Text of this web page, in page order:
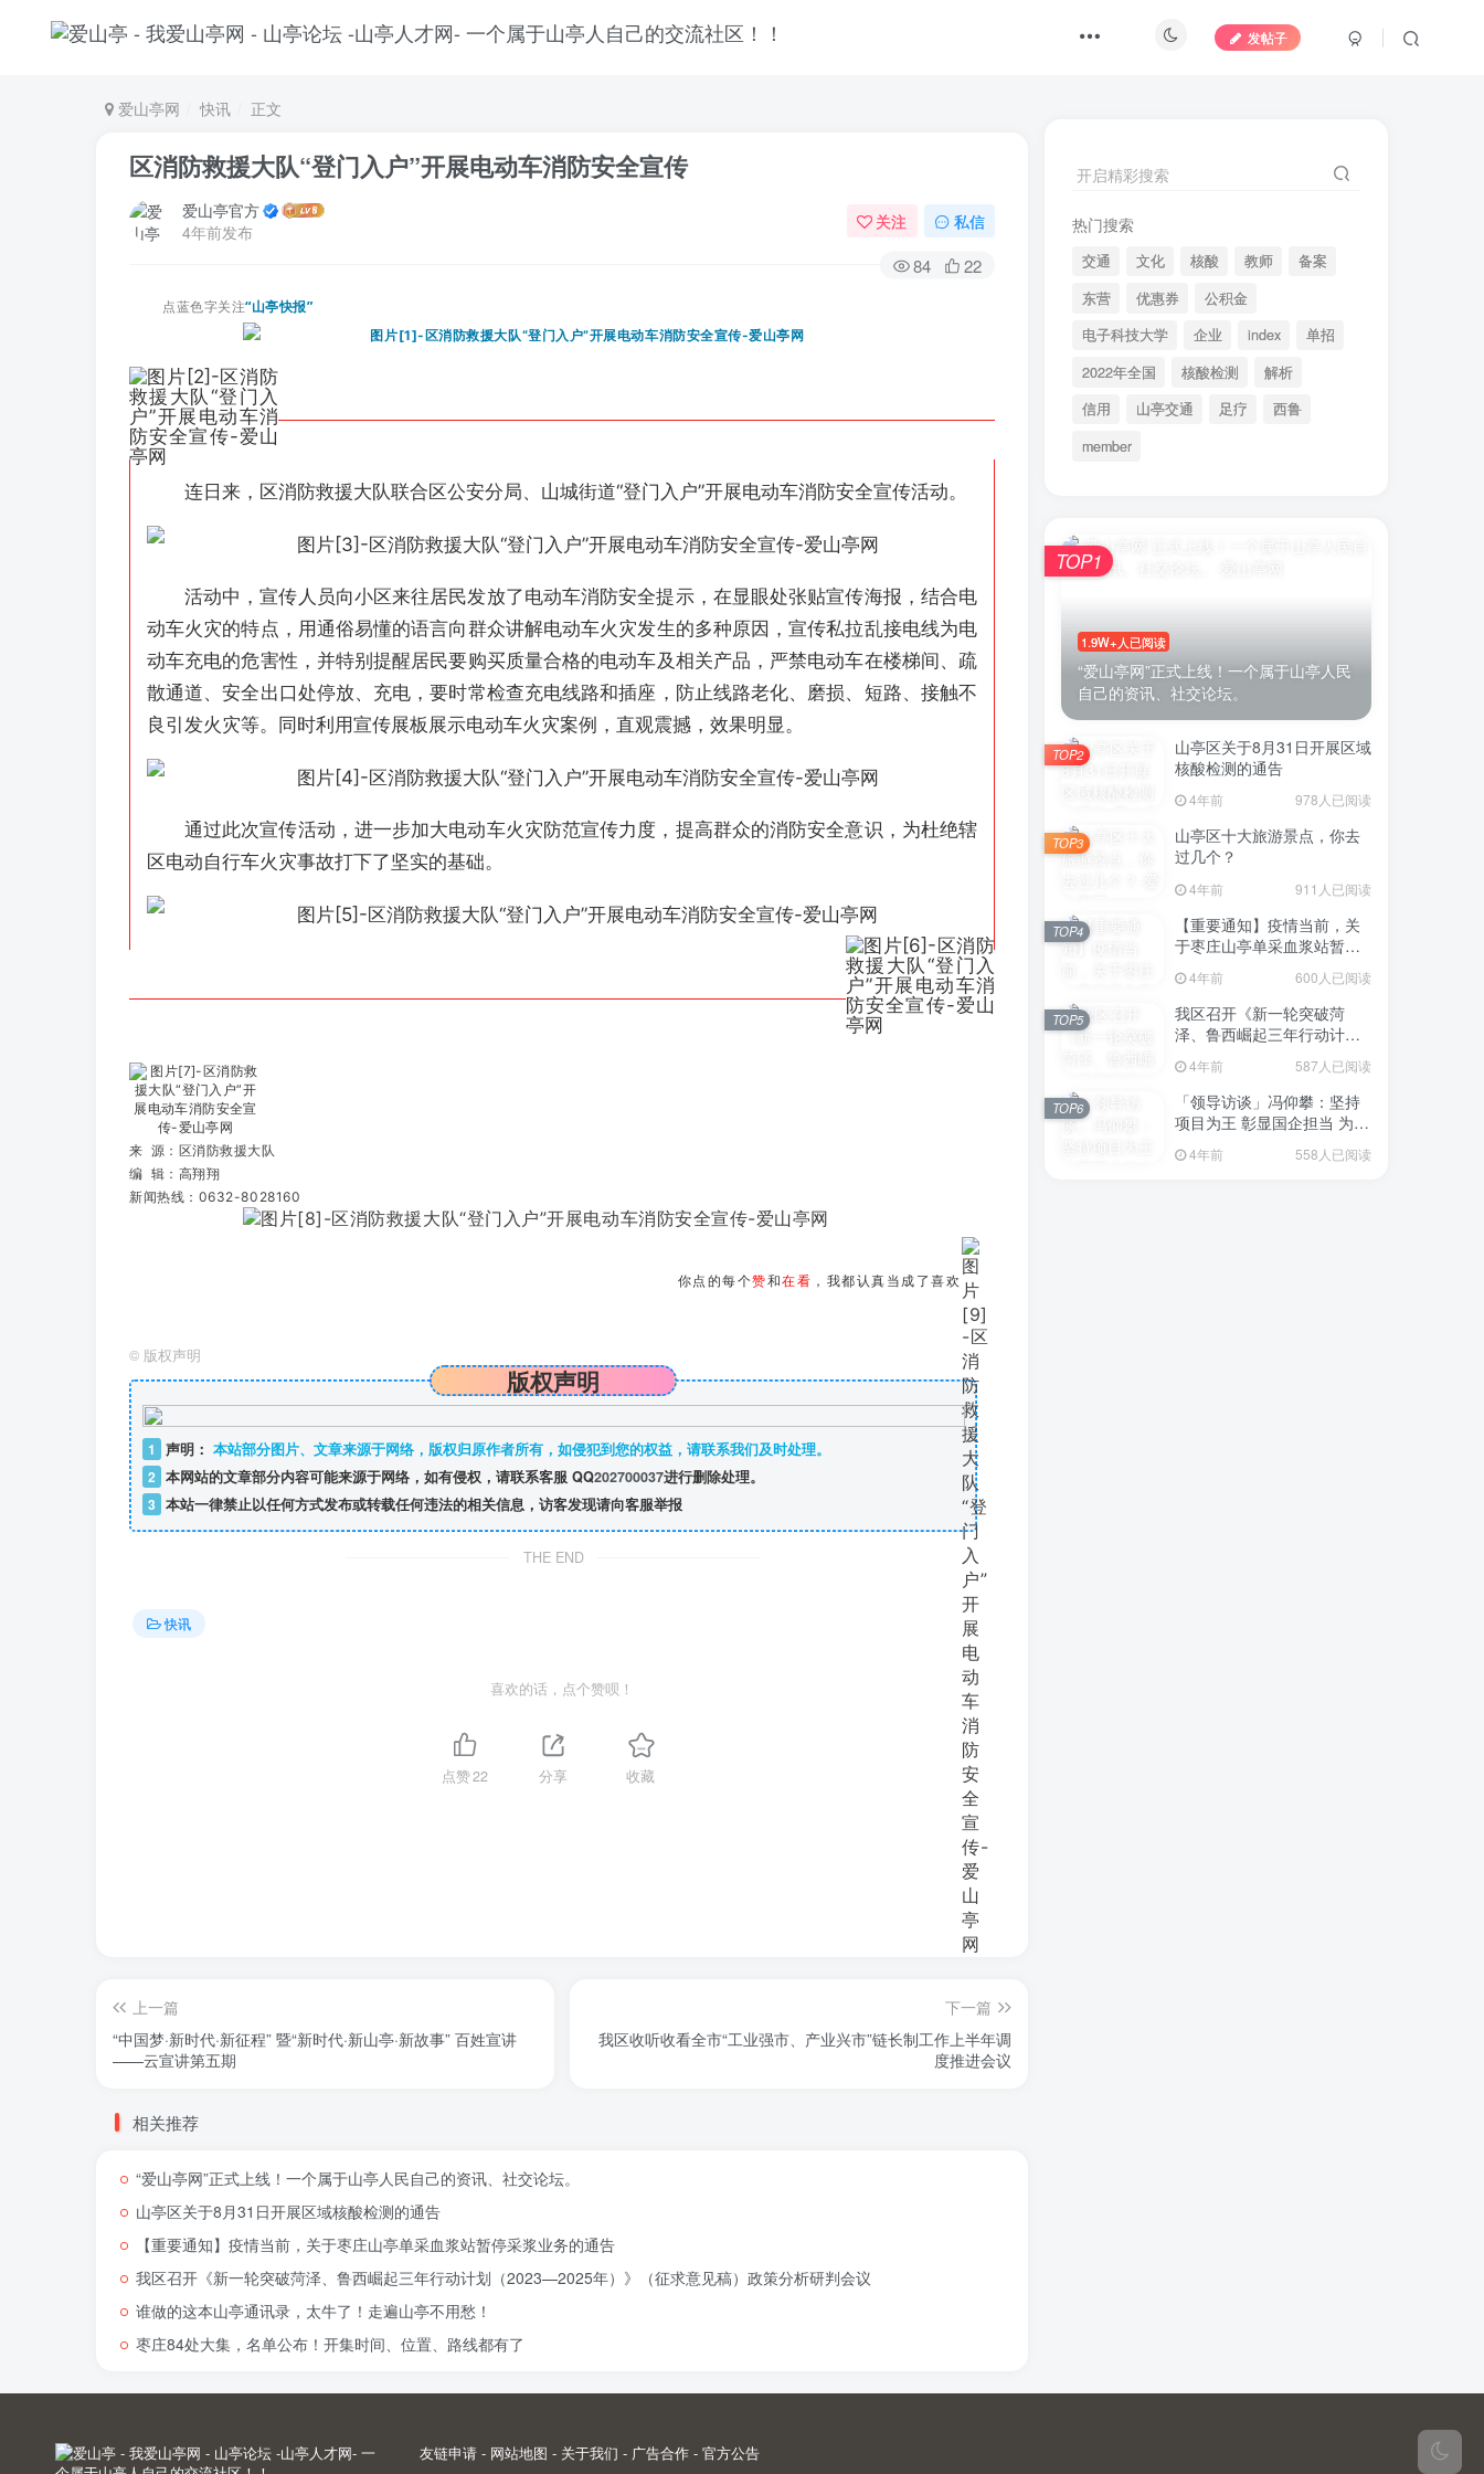
发帖子
爱山亭网 快讯 正文
区消防救援大队“登门入户”开展电动车消防安全宣传
爱山亭官方
4年前发布
关注 私信
84 22
点蓝色字关注“山亭快报”
连日来，区消防救援大队联合区公安分局、山城街道“登门入户”开展电动车消防安全宣传活动。
活动中，宣传人员向小区来往居民发放了电动车消防安全提示，在显眼处张贴宣传海报，结合电
动车火灾的特点，用通俗易懂的语言向群众讲解电动车火灾发生的多种原因，宣传私拉乱接电线为电
动车充电的危害性，并特别提醒居民要购买质量合格的电动车及相关产品，严禁电动车在楼梯间、疏
散通道、安全出口处停放、充电，要时常检查充电线路和插座，防止线路老化、磨损、短路、接触不
良引发火灾等。同时利用宣传展板展示电动车火灾案例，直观震撼，效果明显。
通过此次宣传活动，进一步加大电动车火灾防范宣传力度，提高群众的消防安全意识，为杜绝辖
区电动自行车火灾事故打下了坚实的基础。
来 源：区消防救援大队
编 辑：高翔翔
新闻热线：0632-8028160
你点的每个赞和在看 ，我都认真当成了喜欢
© 版权声明
版权声明
1 声明： 本站部分图片、文章来源于网络，版权归原作者所有，如侵犯到您的权益，请联系我们及时处理。
2 本网站的文章部分内容可能来源于网络，如有侵权，请联系客服 QQ202700037进行删除处理。
3 本站一律禁止以任何方式发布或转载任何违法的相关信息，访客发现请向客服举报
THE END
快讯
喜欢的话，点个赞呗！
点赞22 分享 收藏
上一篇
“中国梦·新时代·新征程” 暨“新时代·新山亭·新故事” 百姓宣讲
——云宣讲第五期
下一篇
我区收听收看全市“工业强市、产业兴市”链长制工作上半年调
度推进会议
相关推荐
“爱山亭网”正式上线！一个属于山亭人民自己的资讯、社交论坛。
山亭区关于8月31日开展区域核酸检测的通告
【重要通知】疫情当前，关于枣庄山亭单采血浆站暂停采浆业务的通告
我区召开《新一轮突破菏泽、鲁西崛起三年行动计划（2023—2025年）》（征求意见稿）政策分析研判会议
谁做的这本山亭通讯录，太牛了！走遍山亭不用愁！
枣庄84处大集，名单公布！开集时间、位置、路线都有了
开启精彩搜索
热门搜索
交通 文化 核酸 教师
备案
东营
优惠券
公积金
电子科技大学
企业 index
单招
2022年全国
核酸检测
解析
信用
山亭交通 足疗
西鲁
member
1.9W+人已阅读
“爱山亭网”正式上线！一个属于山亭人民
自己的资讯、社交论坛。
TOP1
山亭区关于8月31日开展区域
核酸检测的通告
4年前 978人已阅读
TOP2
山亭区十大旅游景点，你去
过几个？
4年前 911人已阅读
TOP3
【重要通知】疫情当前，关
于枣庄山亭单采血浆站暂停
4年前 600人已阅读
TOP4
我区召开《新一轮突破菏
泽、鲁西崛起三年行动计划
意见稿）政策分析研判会议
4年前 587人已阅读
TOP5
「领导访谈」冯仰攀：坚持
项目为王 彰显国企担当 为全
点项目建设贡献“交发力量”
4年前 558人已阅读
TOP6
友链申请 - 网站地图 - 关于我们 - 广告合作 - 官方公告